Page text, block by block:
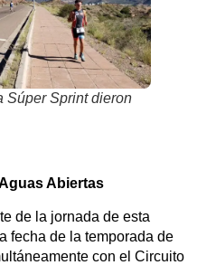
Súper Sprint dieron
Abiertas
de la jornada de esta
fecha de la temporada de
con el Circuito